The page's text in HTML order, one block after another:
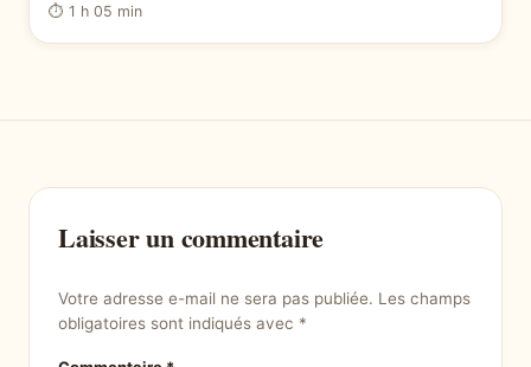
⏱ 1 h 05 min
Laisser un commentaire
Votre adresse e-mail ne sera pas publiée. Les champs
obligatoires sont indiqués avec *